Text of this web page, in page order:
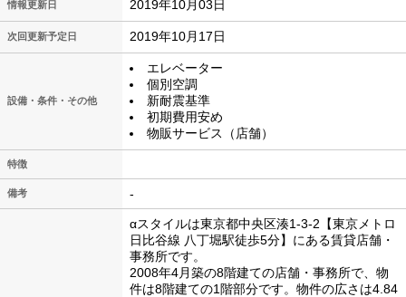
情報更新日 2019年10月03日
次回更新予定日 2019年10月17日
設備・条件・その他
エレベーター
個別空調
新耐震基準
初期費用安め
物販サービス（店舗）
特徴
備考 -
αスタイルは東京都中央区湊1-3-2【東京メトロ
日比谷線 八丁堀駅徒歩5分】にある賃貸店舗・
事務所です。
2008年4月築の8階建ての店舗・事務所で、物
件は8階建ての1階部分です。物件の広さは4.84